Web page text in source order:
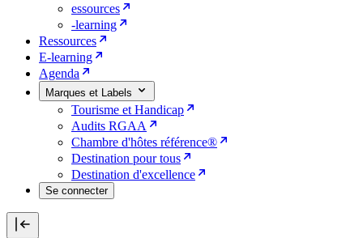
essources
-learning
Ressources
E-learning
Agenda
Marques et Labels
Tourisme et Handicap
Audits RGAA
Chambre d'hôtes référence®
Destination pour tous
Destination d'excellence
Se connecter